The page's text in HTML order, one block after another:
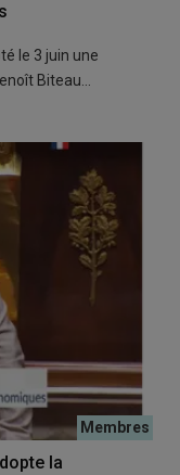
le 3 juin une
Biteau…
la